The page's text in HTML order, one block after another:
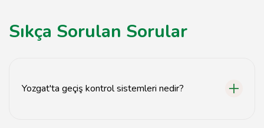
Sıkça Sorulan Sorular
Yozgat'ta geçiş kontrol sistemleri nedir?